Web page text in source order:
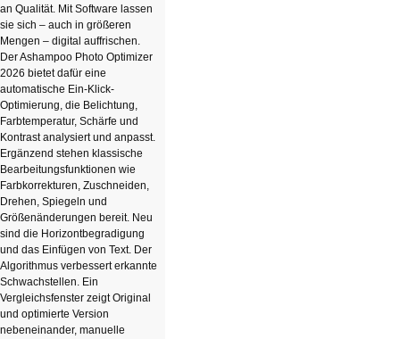
an Qualität. Mit Software lassen
sie sich – auch in größeren
Mengen – digital auffrischen.
Der Ashampoo Photo Optimizer
2026 bietet dafür eine
automatische Ein-Klick-
Optimierung, die Belichtung,
Farbtemperatur, Schärfe und
Kontrast analysiert und anpasst.
Ergänzend stehen klassische
Bearbeitungsfunktionen wie
Farbkorrekturen, Zuschneiden,
Drehen, Spiegeln und
Größenänderungen bereit. Neu
sind die Horizontbegradigung
und das Einfügen von Text. Der
Algorithmus verbessert erkannte
Schwachstellen. Ein
Vergleichsfenster zeigt Original
und optimierte Version
nebeneinander, manuelle